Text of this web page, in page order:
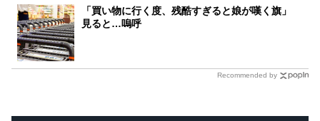
「買い物に行く度、残酷すぎると娘が嘆く旗」
見ると…嗚呼
Recommended by